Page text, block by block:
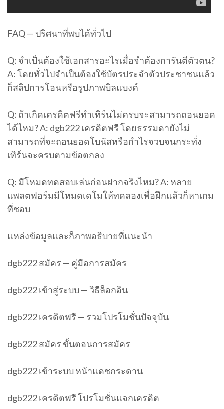
FAQ — ปริศนาที่พบได้ทั่วไป
Q: จำเป็นต้องใช้เอกสารอะไรเมื่อจำต้องการันตีตัวตน?
A: โดยทั่วไปจำเป็นต้องใช้บัตรประจำตัวประชาชนแล้ว
ก็สลิปการโอนหรือรูปภาพบิลแบงค์
Q: ถ้าเกิดเครดิตฟรีทำเทิร์นไม่ครบจะสามารถถอนยอด
ได้ไหม? A: dgb222 เครดิตฟรีโดยธรรมดายังไม่
สามารถที่จะถอนยอดโบนัสหรือกำไรจวบจนกระทั่ง
เทิร์นจะครบตามข้อตกลง
Q: มีโหมดทดสอบเล่นก่อนฝากจริงไหม? A: หลาย
แพลตฟอร์มมีโหมดเดโมให้ทดลองเพื่อฝึกแล้วก็หาเกม
ที่ชอบ
แหล่งข้อมูลและก็ภาพอธิบายที่แนะนำ
dgb222 สมัคร — คู่มือการสมัคร
dgb222 เข้าสู่ระบบ — วิธีล็อกอิน
dgb222 เครดิตฟรี — รวมโปรโมชั่นปัจจุบัน
dgb222 สมัคร ขั้นตอนการสมัคร
dgb222 เข้าระบบ หน้าแดชกระดาน
dgb222 เครดิตฟรี โปรโมชั่นแจกเครดิต